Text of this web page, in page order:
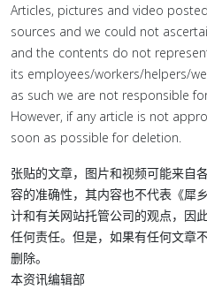
Articles, pictures and video
sources and we could not
and the contents do not
its employees/workers/helpers/
as such we are not responsible
However, if any article is not
soon as possible for deletion.
张贴的文章，图片和视频可能来自
容的准确性，其内容也不代表《犀
计和有关网站托管公司的观点，因
任何责任。但是，如果有任何文章
删除。
本资讯编辑部